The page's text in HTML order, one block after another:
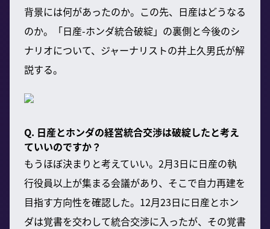
背景には何があったのか。この先、日産はどうなる
のか。「日産-ホンダ統合破綻」の裏側と今後のシ
ナリオについて、ジャーナリストの井上久男氏が解
説する。
Q. 日産とホンダの経営統合交渉は破綻したと考え
ていいのですか？
もうほぼ決まりと考えていい。2月3日に日産の執
行役員以上が集まる会議があり、そこで自力再建を
目指す方向性を確認した。12月23日に日産とホン
ダは覚書を交わして統合交渉に入ったが、その覚書